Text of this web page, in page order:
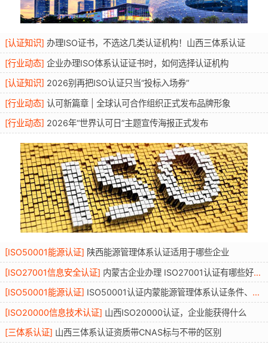
[认证知识] 办理ISO证书，不选这几类认证机构！山西三体系认证
[行业动态] 企业办理ISO体系认证证书时，如何选择认证机构
[认证知识] 2026别再把ISO认证只当“投标入场券”
[行业动态] 认可新篇章 | 全球认可合作组织正式发布品牌形象
[行业动态] 2026年“世界认可日”主题宣传海报正式发布
[ISO50001能源认证] 陕西能源管理体系认证适用于哪些企业
[ISO27001信息安全认证] 内蒙古企业办理 ISO27001认证有哪些好处？条件资料流程年审全解读
[ISO50001能源认证] ISO50001认证内蒙能源管理体系认证条件、适用行业、流程与优势
[ISO20000信息技术认证] 山西ISO20000认证，企业能获得什么
[三体系认证] 山西三体系认证资质带CNAS标与不带的区别